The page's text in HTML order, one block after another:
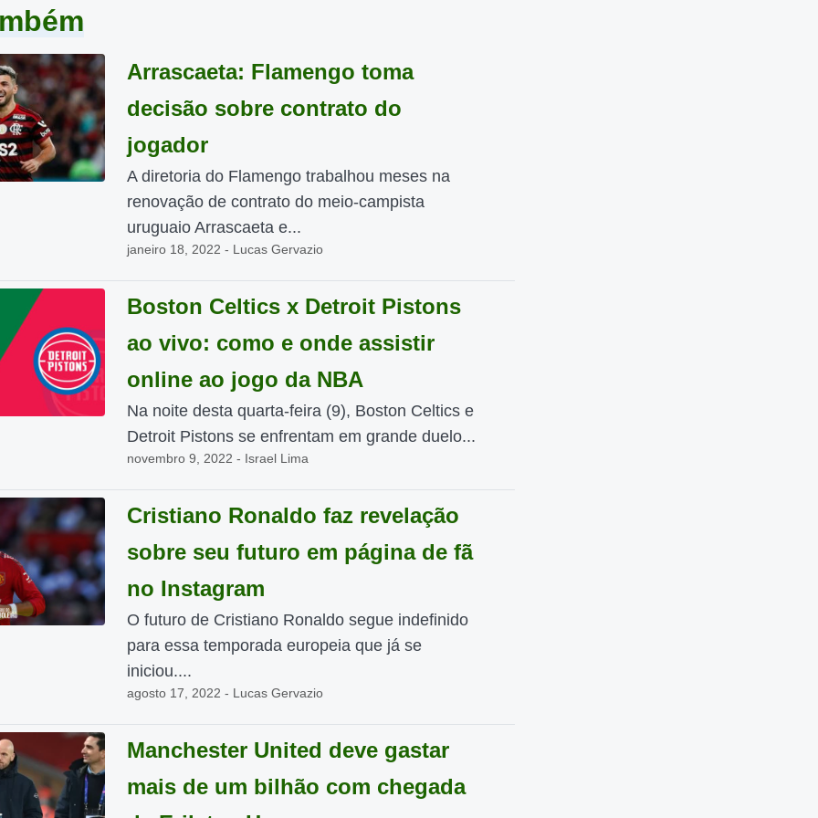
Arrascaeta: Flamengo toma
decisão sobre contrato do
jogador
A diretoria do Flamengo trabalhou meses na
renovação de contrato do meio-campista
uruguaio Arrascaeta e...
janeiro 18, 2022 - Lucas Gervazio
Boston Celtics x Detroit Pistons
ao vivo: como e onde assistir
online ao jogo da NBA
Na noite desta quarta-feira (9), Boston Celtics e
Detroit Pistons se enfrentam em grande duelo...
novembro 9, 2022 - Israel Lima
Cristiano Ronaldo faz revelação
sobre seu futuro em página de fã
no Instagram
O futuro de Cristiano Ronaldo segue indefinido
para essa temporada europeia que já se
iniciou....
agosto 17, 2022 - Lucas Gervazio
Manchester United deve gastar
mais de um bilhão com chegada